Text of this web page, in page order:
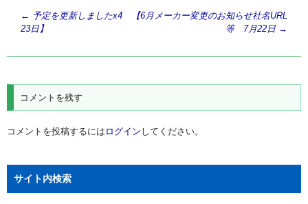
ナ
ゲ
ー
← 予定を更新しましたx4 【6月
23日】
メーカー変更のお知らせ社名URL
等 7月22日 →
コメントを残す
コメントを投稿するには ログイン してください。
サイト内検索